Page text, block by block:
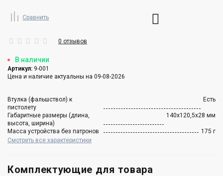
Сравнить
0 отзывов
В наличии
Артикул: 9-001
Цена и наличие актуальны на 09-08-2026
Втулка (фальшствол) к
пистолету
Есть
Габаритные размеры (длина,
высота, ширина)
140х120,5х28 мм
Масса устройства без патронов
175 г
Смотреть все характеристики
Комплектующие для товара